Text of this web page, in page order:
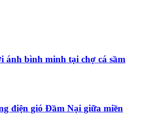
ánh bình minh tại chợ cá sầm
điện gió Đầm Nại giữa miền